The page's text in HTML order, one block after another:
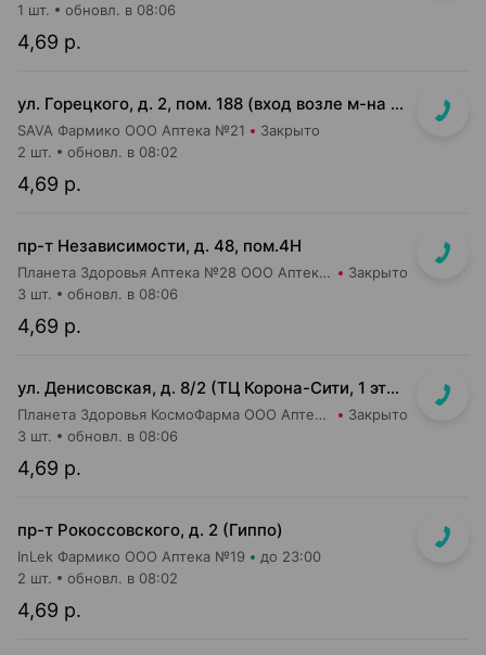
4,69 р.
1 шт. обновл. в 08:06
ул. Горецкого, д. 2, пом. 188 (вход возле м-на Миля и Банка РРБ)
SAVA Фармико ООО Аптека №21 Закрыто
4,69 р.
2 шт. обновл. в 08:02
пр-т Независимости, д. 48, пом.4Н
Планета Здоровья Аптека №28 ООО Аптека №1 Закрыто
4,69 р.
3 шт. обновл. в 08:06
ул. Денисовская, д. 8/2 (ТЦ Корона-Сити, 1 этаж, напротив касс магазина Корона)
Планета Здоровья КосмоФарма ООО Аптека №25 Закрыто
4,69 р.
3 шт. обновл. в 08:06
пр-т Рокоссовского, д. 2 (Гиппо)
InLek Фармико ООО Аптека №19 до 23:00
4,69 р.
2 шт. обновл. в 08:02